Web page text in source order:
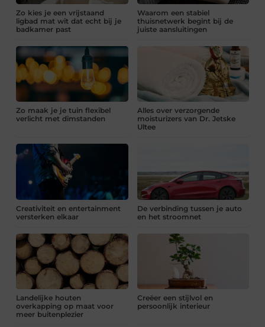
Zo kies je een vrijstaand
ligbad mat wit dat echt bij je
badkamer past
Waarom een stabiel
thuisnetwerk begint bij de
juiste aansluitingen
Zo maak je je tuin flexibel
verlicht met dimstanden
Alles over verzorgende
moisturizers van Dr. Jetske
Ultee
Creativiteit en entertainment
versterken elkaar
De verbinding tussen je auto
en het stroomnet
Landelijke houten
overkapping op maat voor
meer buitenplezier
Creëer een stijlvol en
persoonlijk interieur